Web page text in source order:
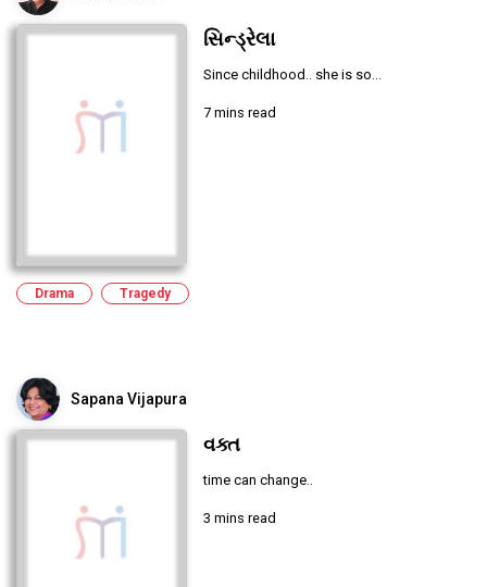
સિન્ડ્રેલા
Since childhood.. she is so...
7 mins read
Drama Tragedy
Sapana Vijapura
વક્ત
time can change..
3 mins read